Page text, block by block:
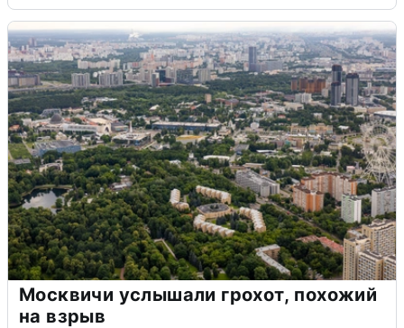
Москвичи услышали грохот, похожий
на взрыв